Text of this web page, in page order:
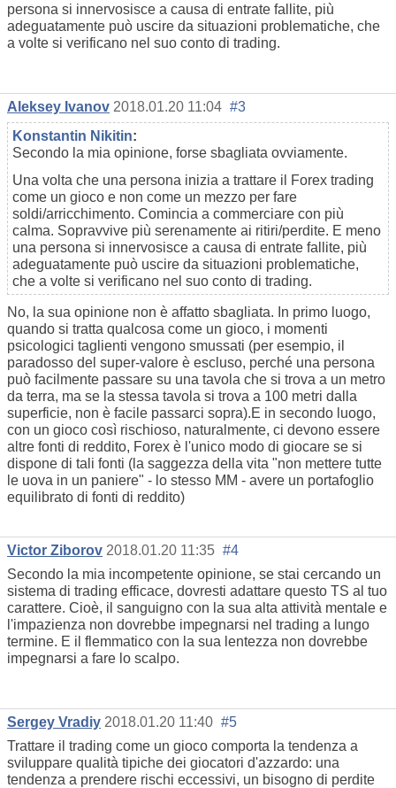
persona si innervosisce a causa di entrate fallite, più
adeguatamente può uscire da situazioni problematiche, che
a volte si verificano nel suo conto di trading.
Aleksey Ivanov 2018.01.20 11:04 #3
Konstantin Nikitin:
Secondo la mia opinione, forse sbagliata ovviamente.
Una volta che una persona inizia a trattare il Forex trading
come un gioco e non come un mezzo per fare
soldi/arricchimento. Comincia a commerciare con più
calma. Sopravvive più serenamente ai ritiri/perdite. E meno
una persona si innervosisce a causa di entrate fallite, più
adeguatamente può uscire da situazioni problematiche,
che a volte si verificano nel suo conto di trading.
No, la sua opinione non è affatto sbagliata. In primo luogo,
quando si tratta qualcosa come un gioco, i momenti
psicologici taglienti vengono smussati (per esempio, il
paradosso del super-valore è escluso, perché una persona
può facilmente passare su una tavola che si trova a un metro
da terra, ma se la stessa tavola si trova a 100 metri dalla
superficie, non è facile passarci sopra).E in secondo luogo,
con un gioco così rischioso, naturalmente, ci devono essere
altre fonti di reddito, Forex è l'unico modo di giocare se si
dispone di tali fonti (la saggezza della vita "non mettere tutte
le uova in un paniere" - lo stesso MM - avere un portafoglio
equilibrato di fonti di reddito)
Victor Ziborov 2018.01.20 11:35 #4
Secondo la mia incompetente opinione, se stai cercando un
sistema di trading efficace, dovresti adattare questo TS al tuo
carattere. Cioè, il sanguigno con la sua alta attività mentale e
l'impazienza non dovrebbe impegnarsi nel trading a lungo
termine. E il flemmatico con la sua lentezza non dovrebbe
impegnarsi a fare lo scalpo.
Sergey Vradiy 2018.01.20 11:40 #5
Trattare il trading come un gioco comporta la tendenza a
sviluppare qualità tipiche dei giocatori d'azzardo: una
tendenza a prendere rischi eccessivi, un bisogno di perdite